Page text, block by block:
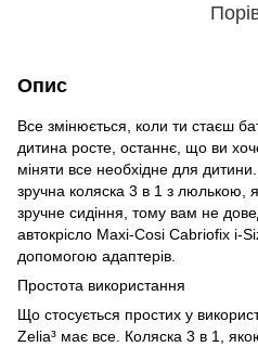
Опис
Все змінюється, коли ти стаєш
дитина росте, останнє, що ви
міняти все необхідне для
зручна коляска 3 в 1 з люлькою,
зручне сидіння, тому вам не
автокрісло Maxi-Cosi Cabriofix i-
допомогою адаптерів.
Простота використання
Що стосується простих у
Zelia³ має все. Коляска 3 в 1,